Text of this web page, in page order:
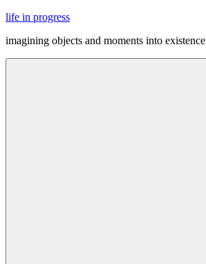
Skip
content
life in progress
imagining objects and moments into existence